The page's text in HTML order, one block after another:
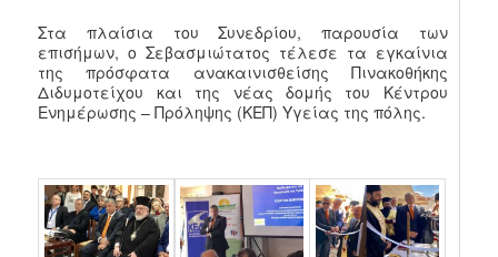
Στα πλαίσια του Συνεδρίου, παρουσία των
επισήμων, ο Σεβασμιώτατος τέλεσε τα εγκαίνια
της πρόσφατα ανακαινισθείσης Πινακοθήκης
Διδυμοτείχου και της νέας δομής του Κέντρου
Ενημέρωσης – Πρόληψης (ΚΕΠ) Υγείας της πόλης.